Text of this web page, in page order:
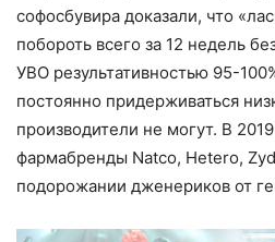
софосбувира доказали, что
побороть всего за 12 недель
УВО результативностью 95-
постоянно придерживаться
производители не могут. В
фармабренды Natco, Hetero,
подорожании дженериков от